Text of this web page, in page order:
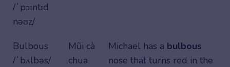
/ˈpɔɪntɪd
nəʊz/
Bulbous
/ˈbʌlbəs/
Mũi cà
chua
Michael has a bulbous
nose that turns red in the